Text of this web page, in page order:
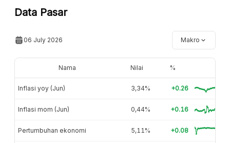
Data Pasar
06 July 2026 Makro
Nama Nilai %
Inflasi yoy (Jun) 3,34% +0.26
Inflasi mom (Jun) 0,44% +0.16
Pertumbuhan ekonomi 5,11% +0.08